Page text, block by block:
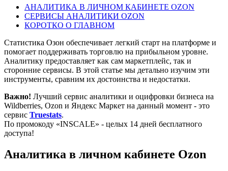
АНАЛИТИКА В ЛИЧНОМ КАБИНЕТЕ OZON
СЕРВИСЫ АНАЛИТИКИ OZON
КОРОТКО О ГЛАВНОМ
Статистика Озон обеспечивает легкий старт на платформе и
помогает поддерживать торговлю на прибыльном уровне.
Аналитику предоставляет как сам маркетплейс, так и
сторонние сервисы. В этой статье мы детально изучим эти
инструменты, сравним их достоинства и недостатки.
Важно! Лучший сервис аналитики и оцифровки бизнеса на
Wildberries, Ozon и Яндекс Маркет на данный момент - это
сервис Truestats.
По промокоду «INSCALE» - целых 14 дней бесплатного
доступа!
Аналитика в личном кабинете Ozon